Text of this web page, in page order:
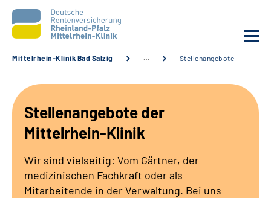
Unsere Angebote
Karriere
Mittelrhein-Klinik Bad Salzig … Stellenangebote
Stellenangebote der
Mittelrhein-Klinik
Wir sind vielseitig: Vom Gärtner, der
medizinischen Fachkraft oder als
Mitarbeitende in der Verwaltung. Bei uns